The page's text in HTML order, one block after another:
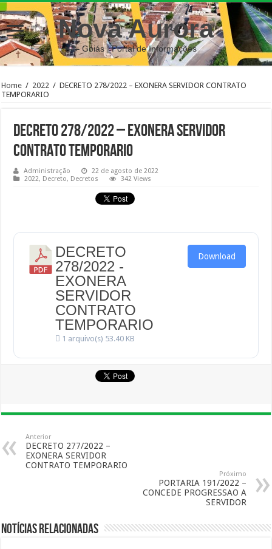
Nova Aurora
– Goiás | Portal de Informações
Home / 2022 / DECRETO 278/2022 – EXONERA SERVIDOR CONTRATO
TEMPORARIO
DECRETO 278/2022 – EXONERA SERVIDOR
CONTRATO TEMPORARIO
Administração
22 de agosto de 2022
2022, Decreto, Decretos 342 Views
DECRETO
278/2022 -
EXONERA
SERVIDOR
CONTRATO
TEMPORARIO
1 arquivo(s) 53.40 KB
Download
Anterior
DECRETO 277/2022 –
EXONERA SERVIDOR
CONTRATO TEMPORARIO
Próximo
PORTARIA 191/2022 –
CONCEDE PROGRESSAO A
SERVIDOR
Notícias Relacionadas